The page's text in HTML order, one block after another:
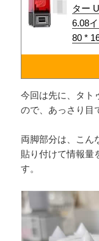
ター
6.08
80 *
今回は先に、タト
ので、あっさり目
両脚部分は、こん
貼り付けて情報量
す。